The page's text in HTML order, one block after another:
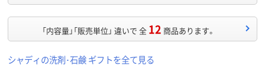
「内容量」「販売単位」 違いで 全 12 商品あります。
シャディの洗剤･石鹸 ギフトを全て見る